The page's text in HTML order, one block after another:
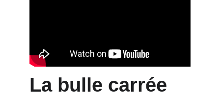
La bulle carrée